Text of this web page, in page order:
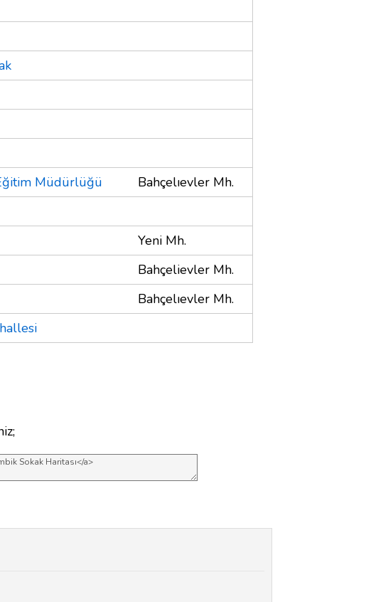
Müdürlüğü
Bahçelıevler Mh.
Yeni Mh.
Bahçelievler Mh.
Bahçelıevler Mh.